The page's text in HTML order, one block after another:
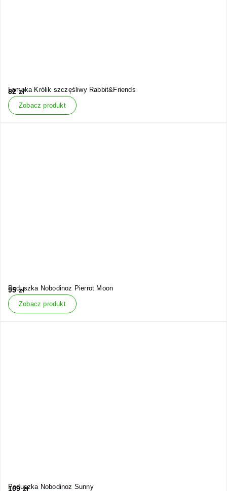
Lampka Królik szczęśliwy Rabbit&Friends
82zł
Zobacz produkt
Poduszka Nobodinoz Pierrot Moon
95zł
Zobacz produkt
Poduszka Nobodinoz Sunny
109zł